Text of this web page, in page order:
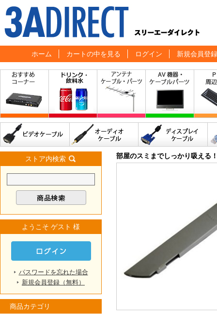
ホーム カートの中を見る ログイン 新規会員登録
ストア内検索
ようこそ ゲスト 様
パスワードを忘れた場合
新規会員登録（無料）
商品カテゴリ
部屋のスミまでしっかり吸える